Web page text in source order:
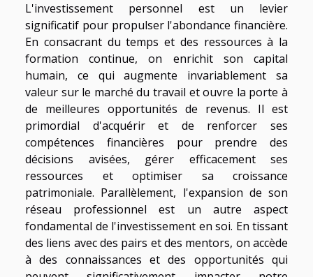
L'investissement personnel est un levier
significatif pour propulser l'abondance financière.
En consacrant du temps et des ressources à la
formation continue, on enrichit son capital
humain, ce qui augmente invariablement sa
valeur sur le marché du travail et ouvre la porte à
de meilleures opportunités de revenus. Il est
primordial d'acquérir et de renforcer ses
compétences financières pour prendre des
décisions avisées, gérer efficacement ses
ressources et optimiser sa croissance
patrimoniale. Parallèlement, l'expansion de son
réseau professionnel est un autre aspect
fondamental de l'investissement en soi. En tissant
des liens avec des pairs et des mentors, on accède
à des connaissances et des opportunités qui